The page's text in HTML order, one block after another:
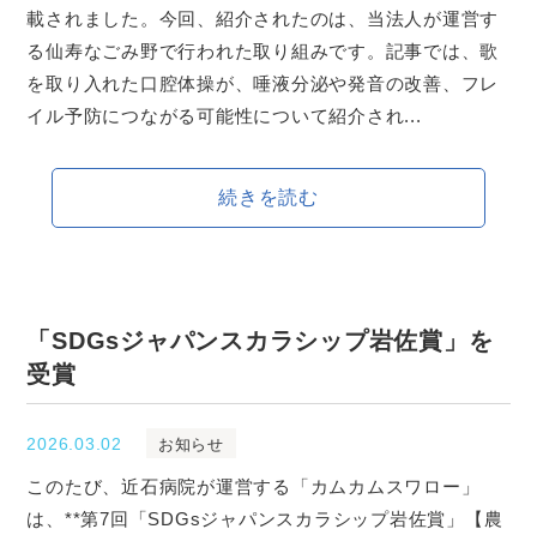
載されました。今回、紹介されたのは、当法人が運営す
る仙寿なごみ野で行われた取り組みです。記事では、歌
を取り入れた口腔体操が、唾液分泌や発音の改善、フレ
イル予防につながる可能性について紹介され...
続きを読む
「SDGsジャパンスカラシップ岩佐賞」を
受賞
2026.03.02 お知らせ
このたび、近石病院が運営する「カムカムスワロー」
は、**第7回「SDGsジャパンスカラシップ岩佐賞」【農